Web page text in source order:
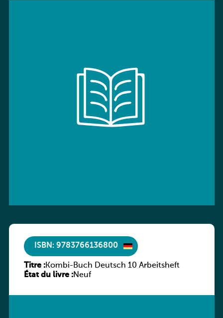
ISBN: 9783766136800
Titre :Kombi-Buch Deutsch 10 Arbeitsheft
État du livre :Neuf